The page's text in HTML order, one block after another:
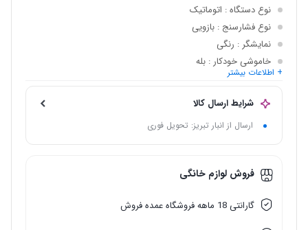
نوع دستگاه: اتوماتیک
نوع فشارسنج : بازویی
نمایشگر : رنگی
خاموشی خودکار : بله
سیستم سخنگو
تعداد کاربر فعال
+ اطلاعات بیشتر
شرایط ارسال کالا
ارسال از انبار تبریز: تحویل فوری
فروش لوازم خانگی
گارانتی 18 ماهه فروشگاه عمده فروش